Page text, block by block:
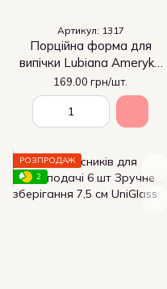
Артикул: 1317
Порційна форма для
випічки Lubiana Ameryka
150 мл (1317)
169.00 грн/шт.
РОЗПРОДАЖ
2